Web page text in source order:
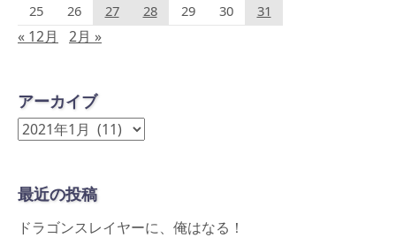
25
26 27 28 29 30 31
« 12月 2月 »
アーカイブ
ア
イ
最近の投稿
ドラゴンスレイヤーに、俺はなる！